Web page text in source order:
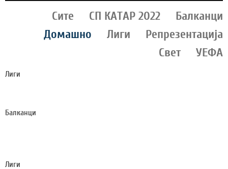
Сите СП КАТАР 2022
Балканци
Домашно
Лиги
Репрезентација
Свет
УЕФА
Лиги
Балканци
Лиги